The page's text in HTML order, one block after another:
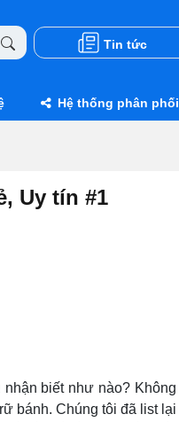
Tin tức
Hệ thống phân phối
Uy tín #1
biết như nào? Không
bánh. Chúng tôi đã list lại